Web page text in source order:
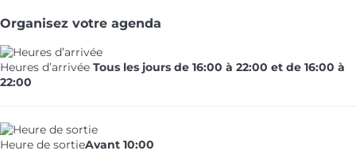
Organisez votre agenda
Heures d’arrivée Tous les jours de 16:00 à 22:00 et de 16:00 à
22:00
Heure de sortieAvant 10:00